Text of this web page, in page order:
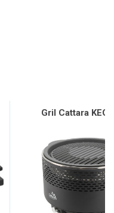
Gril Cattara KEG